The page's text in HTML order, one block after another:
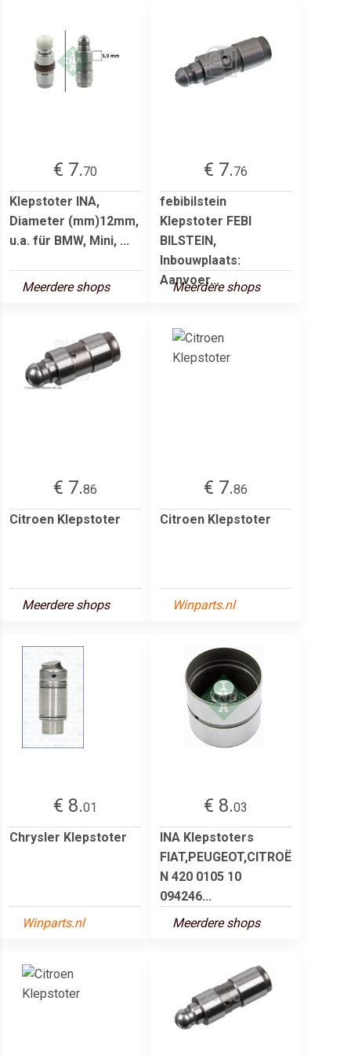
€ 7.70
Klepstoter INA,
Diameter (mm)12mm,
u.a. für BMW, Mini, ...
Meerdere shops
€ 7.76
febibilstein
Klepstoter FEBI
BILSTEIN,
Inbouwplaats:
Aanvoer...
Meerdere shops
€ 7.86
Citroen Klepstoter
Meerdere shops
€ 7.86
Citroen Klepstoter
Winparts.nl
€ 8.01
Chrysler Klepstoter
Winparts.nl
€ 8.03
INA Klepstoters
FIAT,PEUGEOT,CITROË
N 420 0105 10
094246...
Meerdere shops